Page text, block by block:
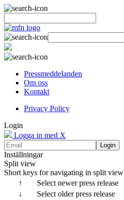
Pressmeddelanden
Om oss
Kontakt
Privacy Policy
Login
Logga in med X
Login
Inställningar
Split view
Short keys for navigating in split view
↑
Select newer press release
↓
Select older press release